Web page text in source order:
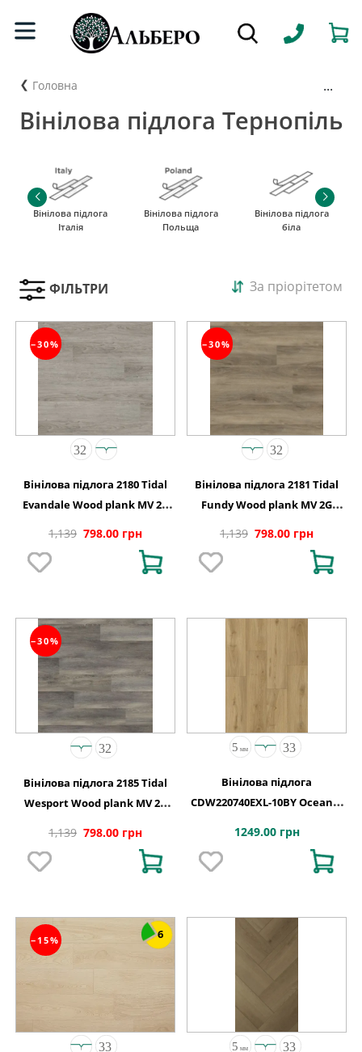
Головна ...
Вінілова підлога Тернопіль
Вінілова підлога
Італія
Вінілова підлога
Польща
Вінілова підлога
біла
ФІЛЬТРИ За пріорітетом
−30%
Вінілова підлога 2180 Tidal
Evandale Wood plank MV 2G
1,139 798.00 грн
−30%
Вінілова підлога 2181 Tidal
Fundy Wood plank MV 2G
1,139 798.00 грн
−30%
Вінілова підлога 2185 Tidal
Wesport Wood plank MV 2G
1,139 798.00 грн
Вінілова підлога
CDW220740EXL-10BY Oceania
1220x180x5
1249.00 грн
−15% 6